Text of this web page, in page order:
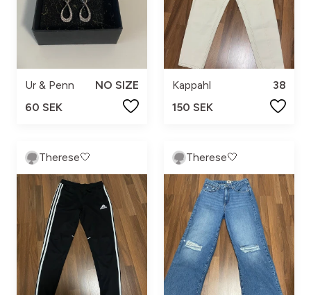
Ur & Penn
NO SIZE
60 SEK
Kappahl
38
150 SEK
Therese🤍 Therese🤍